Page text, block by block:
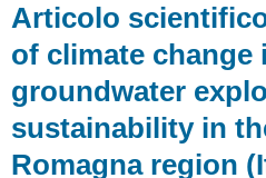
Articolo
of climate change
groundwater
sustainability in
Romagna region